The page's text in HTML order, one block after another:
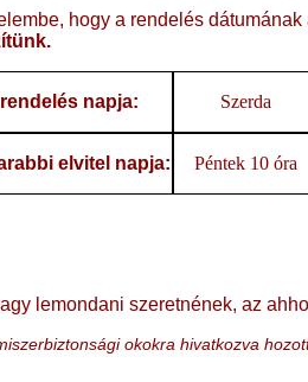
hogy a rendelés
rendelés napja: Szerda
elvitel napja: Péntek 10 óra
lemondani szeretnének, az
okokra hivatkozva